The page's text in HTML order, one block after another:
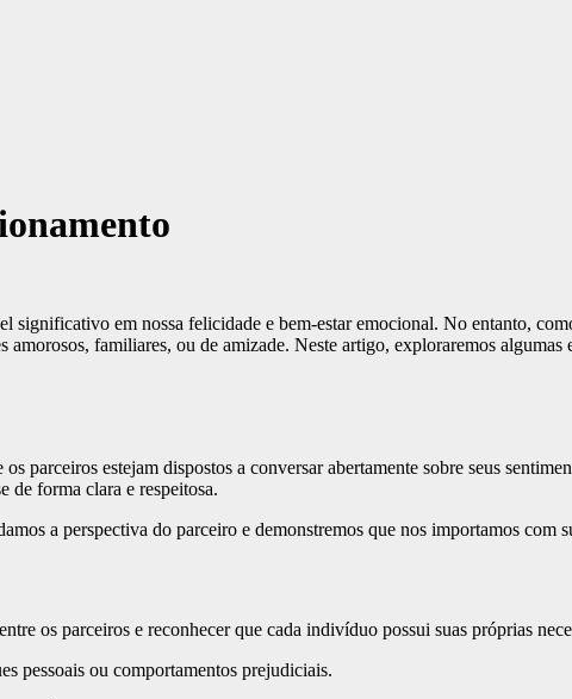
significativo em nossa felicidade e bem-estar emocional. No entanto,
familiares, ou de amizade. Neste artigo, exploraremos algumas
parceiros estejam dispostos a conversar abertamente sobre seus
de forma clara e respeitosa.
a perspectiva do parceiro e demonstremos que nos importamos com
os parceiros e reconhecer que cada indivíduo possui suas próprias
pessoais ou comportamentos prejudiciais.